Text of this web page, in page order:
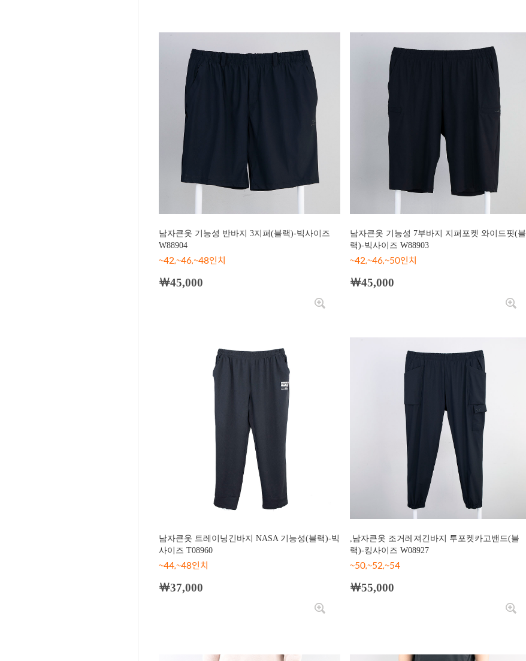
남자큰옷 기능성 반바지 3지퍼(블랙)-빅사이즈
W88904
~42,~46,~48인치
￦45,000
남자큰옷 기능성 7부바지 지퍼포켓 와이드핏(블
랙)-빅사이즈 W88903
~42,~46,~50인치
￦45,000
남자큰옷 트레이닝긴바지 NASA 기능성(블랙)-빅
사이즈 T08960
~44,~48인치
￦37,000
,남자큰옷 조거레져긴바지 투포켓카고밴드(블
랙)-킹사이즈 W08927
~50,~52,~54
￦55,000